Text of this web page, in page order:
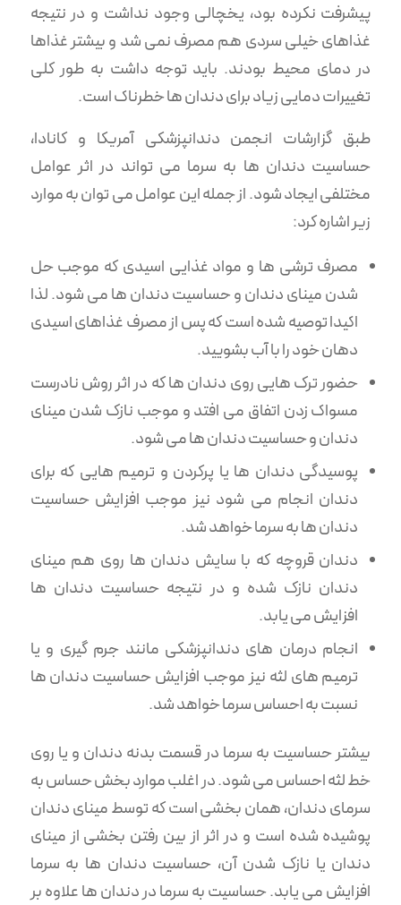
پیشرفت نکرده بود، یخچالی وجود نداشت و در نتیجه
غذاهای خیلی سردی هم مصرف نمی شد و بیشتر غذاها
در دمای محیط بودند. باید توجه داشت به طور کلی
تغییرات دمایی زیاد برای دندان ها خطرناک است.
طبق گزارشات انجمن دندانپزشکی آمریکا و کانادا،
حساسیت دندان ها به سرما می تواند در اثر عوامل
مختلفی ایجاد شود. از جمله این عوامل می توان به موارد
زیر اشاره کرد:
مصرف ترشی ها و مواد غذایی اسیدی که موجب حل
شدن مینای دندان و حساسیت دندان ها می شود. لذا
اکیدا توصیه شده است که پس از مصرف غذاهای اسیدی
دهان خود را با آب بشویید.
حضور ترک هایی روی دندان ها که در اثر روش نادرست
مسواک زدن اتفاق می افتد و موجب نازک شدن مینای
دندان و حساسیت دندان ها می شود.
پوسیدگی دندان ها یا پرکردن و ترمیم هایی که برای
دندان انجام می شود نیز موجب افزایش حساسیت
دندان ها به سرما خواهد شد.
دندان قروچه که با سایش دندان ها روی هم مینای
دندان نازک شده و در نتیجه حساسیت دندان ها
افزایش می یابد.
انجام درمان های دندانپزشکی مانند جرم گیری و یا
ترمیم های لثه نیز موجب افزایش حساسیت دندان ها
نسبت به احساس سرما خواهد شد.
بیشتر حساسیت به سرما در قسمت بدنه دندان و یا روی
خط لثه احساس می شود. در اغلب موارد بخش حساس به
سرمای دندان، همان بخشی است که توسط مینای دندان
پوشیده شده است و در اثر از بین رفتن بخشی از مینای
دندان یا نازک شدن آن، حساسیت دندان ها به سرما
افزایش می یابد. حساسیت به سرما در دندان ها علاوه بر